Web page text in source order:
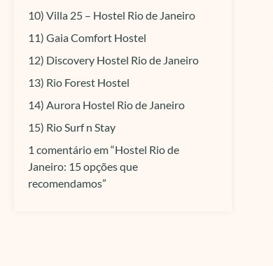
10) Villa 25 – Hostel Rio de Janeiro
11) Gaia Comfort Hostel
12) Discovery Hostel Rio de Janeiro
13) Rio Forest Hostel
14) Aurora Hostel Rio de Janeiro
15) Rio Surf n Stay
1 comentário em “Hostel Rio de
Janeiro: 15 opções que
recomendamos”